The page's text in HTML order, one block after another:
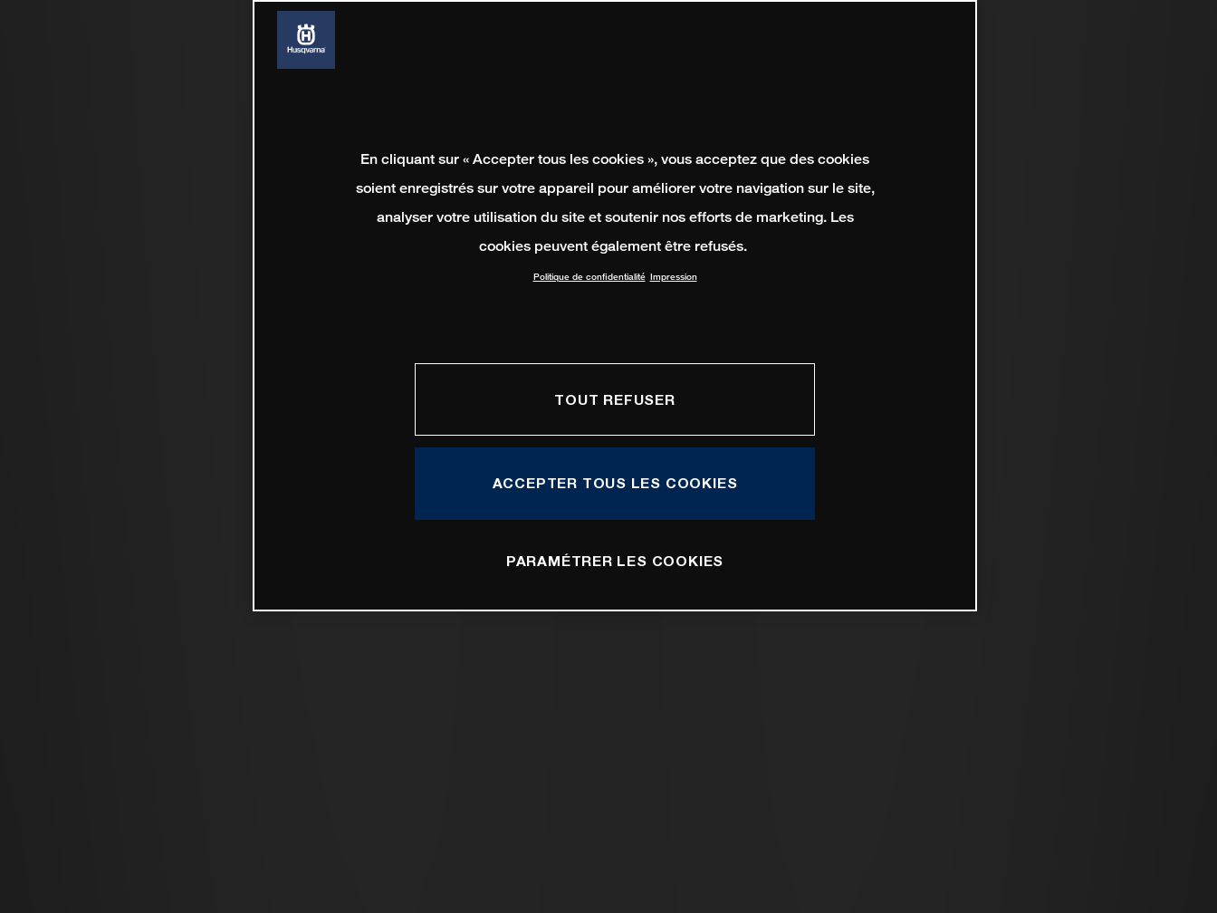
En cliquant sur « Accepter tous les cookies », vous acceptez que des cookies
soient enregistrés sur votre appareil pour améliorer votre navigation sur le site,
analyser votre utilisation du site et soutenir nos efforts de marketing. Les
cookies peuvent également être refusés.
Politique de confidentialité Impression
TOUT REFUSER
ACCEPTER TOUS LES COOKIES
PARAMÉTRER LES COOKIES